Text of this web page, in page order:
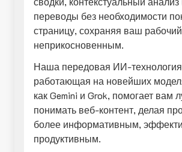
переводы без необходимости
страницу, сохраняя ваш
неприкосновенным.
Наша передовая ИИ-
работающая на новейших
как Gemini и Grok, помогает вам
понимать веб-контент, делая
более информативным,
продуктивным.